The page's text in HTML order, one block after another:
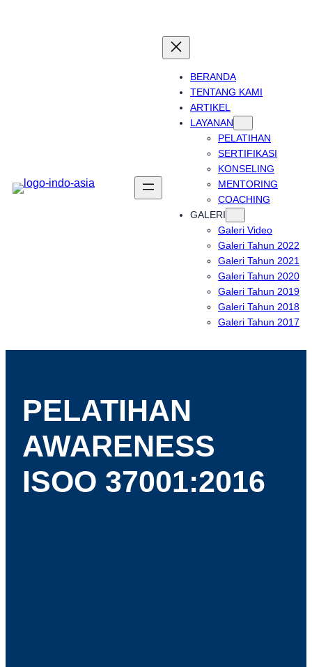
BERANDA
TENTANG KAMI
ARTIKEL
LAYANAN
PELATIHAN
SERTIFIKASI
KONSELING
MENTORING
COACHING
GALERI
Galeri Video
Galeri Tahun 2022
Galeri Tahun 2021
Galeri Tahun 2020
Galeri Tahun 2019
Galeri Tahun 2018
Galeri Tahun 2017
PELATIHAN
AWARENESS
ISOO 37001:2016